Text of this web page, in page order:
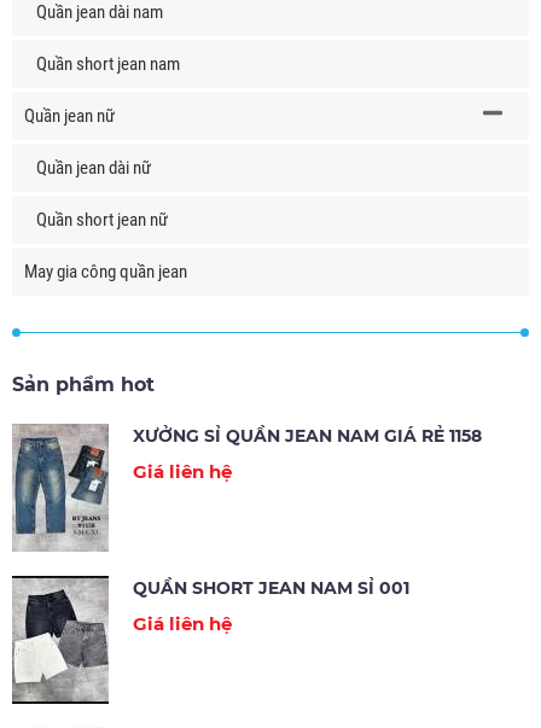
Quần jean dài nam
Quần short jean nam
Quần jean nữ
Quần jean dài nữ
Quần short jean nữ
May gia công quần jean
Sản phẩm hot
XƯỞNG SỈ QUẦN JEAN NAM GIÁ RẺ 1158
Giá liên hệ
QUẦN SHORT JEAN NAM SỈ 001
Giá liên hệ